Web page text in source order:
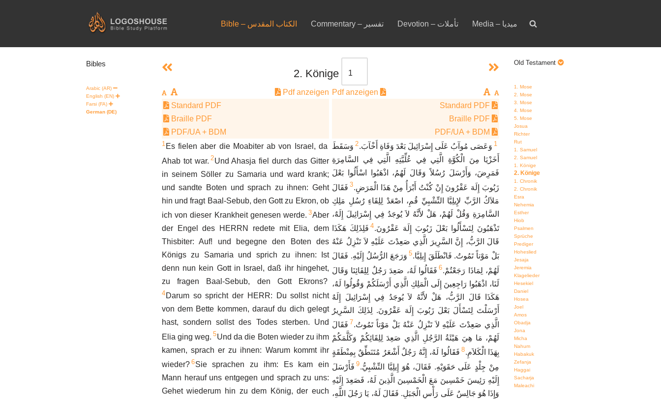
Bible – الكتاب المقدس Commentary – تفسير Devotion – تأملات Media – ميديا
Bibles
Arabic (AR)
English (EN)
Farsi (FA)
German (DE)
2. Könige
Pdf anzeigen
Standard PDF
Braille PDF
PDF/UA + BDM
1 Es fielen aber die Moabiter ab von Israel, da
Ahab tot war. 2Und Ahasja fiel durch das Gitter
in seinem Söller zu Samaria und ward krank;
und sandte Boten und sprach zu ihnen: Geht
hin und fragt Baal-Sebub, den Gott zu Ekron, ob
ich von dieser Krankheit genesen werde. 3Aber
der Engel des HERRN redete mit Elia, dem
Thisbiter: Auf! und begegne den Boten des
Königs zu Samaria und sprich zu ihnen: Ist
denn nun kein Gott in Israel, daß ihr hingehet,
zu fragen Baal-Sebub, den Gott Ekrons?
4 Darum so spricht der HERR: Du sollst nicht
von dem Bette kommen, darauf du dich gelegt
hast, sondern sollst des Todes sterben. Und
Elia ging weg. 5Und da die Boten wieder zu ihm
kamen, sprach er zu ihnen: Warum kommt ihr
wieder? 6Sie sprachen zu ihm: Es kam ein
Mann herauf uns entgegen und sprach zu uns:
Gehet wiederum hin zu dem König, der euch
1 وَعَصَى مُوآبُ عَلَى إِسْرَائِيلَ بَعْدَ وَفَاةِ أَخْآبَ.2 وَسَقَطَ
أَخَزْيَا مِنَ الْكُوَّةِ الَّتِي فِي عُلِّيَّتِهِ الَّتِي فِي السَّامِرَةِ
فَمَرِضَ، وَأَرْسَلَ رُسُلاً وَقَالَ لَهُمُ، اذْهَبُوا اسْأَلُوا بَعْلَ
زَبُوبَ إِلَهَ عَقْرُونَ إِنْ كُنْتُ أَبْرَأُ مِنْ هَذَا الْمَرَضِ.3 فَقَالَ
مَلاَكُ الرَّبِّ لإِيلِيَّا التِّشْبِيِّ قُمِ، اصْعَدْ لِلِقَاءِ رُسُلِ مَلِكِ
السَّامِرَةِ وَقُلْ لَهُمْ، هَلْ لأَنَّهُ لاَ يُوجَدُ فِي إِسْرَائِيلَ إِلَهٌ،
تَذْهَبُونَ لِتَسْأَلُوا بَعْلَ زَبُوبَ إِلَهَ عَقْرُونَ.4 فَلِذَلِكَ هَكَذَا
قَالَ الرَّبُّ، إِنَّ السَّرِيرَ الَّذِي صَعِدْتَ عَلَيْهِ لاَ تَنْزِلُ عَنْهُ
بَلْ مَوْتاً تَمُوتُ. فَانْطَلَقَ إِيلِيَّا.5 وَرَجَعَ الرُّسُلُ إِلَيْهِ. فَقَالَ
لَهُمْ، لِمَاذَا رَجَعْتُمْ.6 فَقَالُوا لَهُ، صَعِدَ رَجُلٌ لِلِقَائِنَا وَقَالَ
لَنَا، اذْهَبُوا رَاجِعِينَ إِلَى الْمَلِكِ الَّذِي أَرْسَلَكُمْ وَقُولُوا لَهُ،
هَكَذَا قَالَ الرَّبُّ، هَلْ لأَنَّهُ لاَ يُوجَدُ فِي إِسْرَائِيلَ إِلَهٌ
أَرْسَلْتَ لِتَسْأَلَ بَعْلَ زَبُوبَ إِلَهَ عَقْرُونَ. لِذَلِكَ السَّرِيرُ
الَّذِي صَعِدْتَ عَلَيْهِ لاَ تَنْزِلُ عَنْهُ بَلْ مَوْتاً تَمُوتُ.7 فَقَالَ
لَهُمْ، مَا هِيَ هَيْئَةُ الرَّجُلِ الَّذِي صَعِدَ لِلِقَائِكُمْ وَكَلَّمَكُمْ
بِهَذَا الْكَلاَمِ.8 فَقَالُوا لَهُ، إِنَّهُ رَجُلٌ أَشْعَرُ مُتَنَطِّقٌ بِمِنْطَقَةٍ
مِنْ جِلْدٍ عَلَى حَقَوَيْهِ. فَقَالَ، هُوَ إِيلِيَّا التِّشْبِيُّ.9 فَأَرْسَلَ
إِلَيْهِ رَئِيسَ خَمْسِينَ مَعَ الْخَمْسِينَ الَّذِينَ لَهُ، فَصَعِدَ إِلَيْهِ
وَإِذَا هُوَ جَالِسٌ عَلَى رَأْسِ الْجَبَلِ. فَقَالَ لَهُ، يَا رَجُلَ اللَّهِ،
Old Testament
1. Mose
2. Mose
3. Mose
4. Mose
5. Mose
Josua
Richter
Rut
1. Samuel
2. Samuel
1. Könige
2. Könige
1. Chronik
2. Chronik
Esra
Nehemia
Esther
Hiob
Psalmen
Sprüche
Prediger
Hoheslied
Jesaja
Jeremia
Klagelieder
Hesekiel
Daniel
Hosea
Joel
Amos
Obadja
Jona
Micha
Nahum
Habakuk
Zefanja
Haggai
Sacharja
Maleachi